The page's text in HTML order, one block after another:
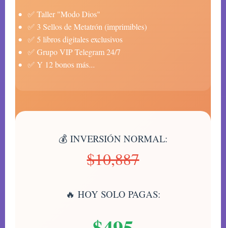
✅ Taller "Modo Dios"
✅ 3 Sellos de Metatrón (imprimibles)
✅ 5 libros digitales exclusivos
✅ Grupo VIP Telegram 24/7
✅ Y 12 bonos más...
💰 INVERSIÓN NORMAL:
$10,887
🔥 HOY SOLO PAGAS: